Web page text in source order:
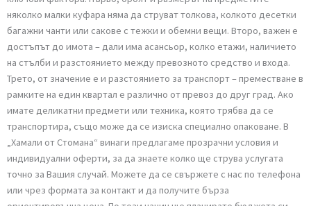
отлично състояние. Доверете се на професионалистите и
оставете тежката работа на нас – ние се грижим за целия
от изходния до крайния адрес, независимо колко багаж имате и
какъв е неговият вид.
Колко струва преместването на багаж?
Цената на услугата „Преместване на багаж“ зависи от няколко
ключови фактора. Първо, броят и размерът на предметите –
няколко малки куфара няма да струват толкова, колкото десетки
багажни чанти или сакове с тежки и обемни вещи. Второ, важен
достъпът до имота – дали има асансьор, колко етажи, наличието
на стълби и разстоянието между превозното средство и входа.
Трето, от значение е и разстоянието за транспорт –